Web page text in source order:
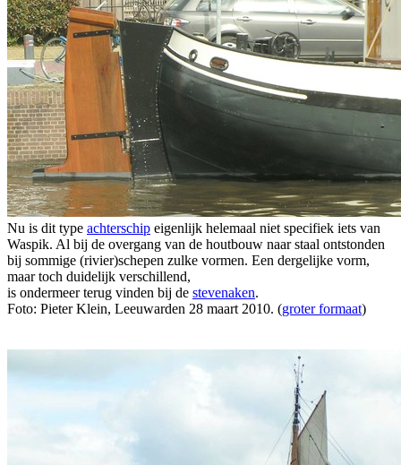
Nu is dit type achterschip eigenlijk helemaal niet specifiek iets van
Waspik. Al bij de overgang van de houtbouw naar staal ontstonden
bij sommige (rivier)schepen zulke vormen. Een dergelijke vorm,
maar toch duidelijk verschillend,
is ondermeer terug vinden bij de stevenaken.
Foto: Pieter Klein, Leeuwarden 28 maart 2010. (groter formaat)